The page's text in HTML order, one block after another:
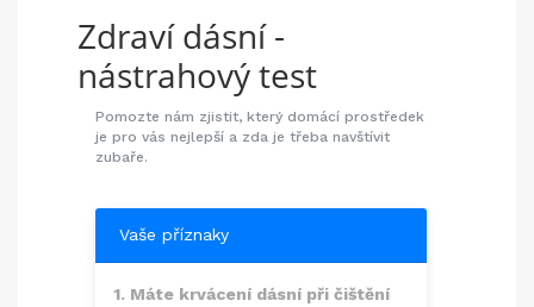
Zdraví dásní -
nástrahový test
Pomozte nám zjistit, který domácí prostředek
je pro vás nejlepší a zda je třeba navštívit
zubaře.
Vaše příznaky
1. Máte krvácení dásní při čištění